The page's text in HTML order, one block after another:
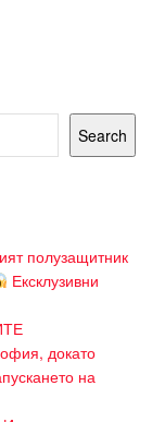
Search
полузащитник
Ексклузивни
докато
на